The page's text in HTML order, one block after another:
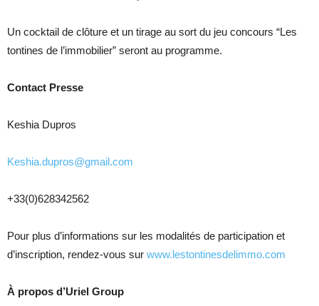
Un cocktail de clôture et un tirage au sort du jeu concours “Les
tontines de l’immobilier” seront au programme.
Contact Presse
Keshia Dupros
Keshia.dupros@gmail.com
+33(0)628342562
Pour plus d’informations sur les modalités de participation et
d’inscription, rendez-vous sur www.lestontinesdelimmo.com
À propos d’Uriel Group